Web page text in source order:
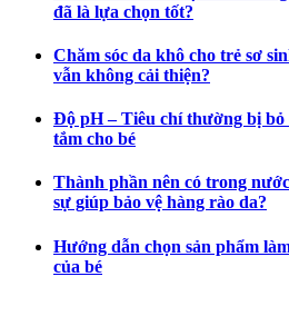
đã là lựa chọn tốt?
Chăm sóc da khô cho trẻ sơ
vẫn không cải thiện?
Độ pH – Tiêu chí thường bị bỏ
tắm cho bé
Thành phần nên có trong
sự giúp bảo vệ hàng rào da?
Hướng dẫn chọn sản phẩm
của bé